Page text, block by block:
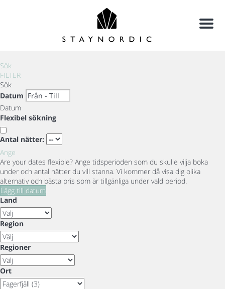
Meny
Sök
FILTER
Sök
Datum
Datum
Flexibel sökning
Antal nätter:
Ange
Are your dates flexible? Ange tidsperioden som du skulle vilja boka
under och antal nätter du vill stanna. Vi kommer då visa dig olika
alternativ och bästa pris som är tillgänliga under vald period.
Lägg till datum
Land
Region
Regioner
Ort